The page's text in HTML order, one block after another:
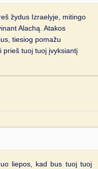
žydus Izraelyje, mitingo
Alachą. Atakos
tiesiog pomažu
prieš tuoj tuoj įvyksiantį
liepos, kad bus tuoj tuoj